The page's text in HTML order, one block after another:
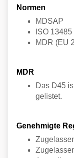
Normen
MDSAP
ISO 13485
MDR (EU
MDR
Das D45
gelistet.
Genehmigte